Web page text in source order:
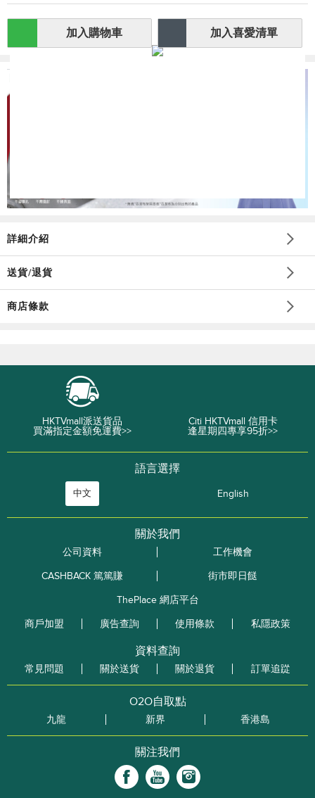
加入購物車 加入喜愛清單
詳細介紹
送貨/退貨
商店條款
HKTVmall派送貨品
買滿指定金額免運費>>
Citi HKTVmall 信用卡
逢星期四專享95折>>
語言選擇
中文 English
關於我們
公司資料
工作機會
CASHBACK 篤篤賺
街市即日餸
ThePlace 網店平台
商戶加盟
廣告查詢 使用條款 私隱政策
資料查詢
常見問題 關於送貨 關於退貨 訂單追踨
O2O自取點
九龍 新界 香港島
關注我們